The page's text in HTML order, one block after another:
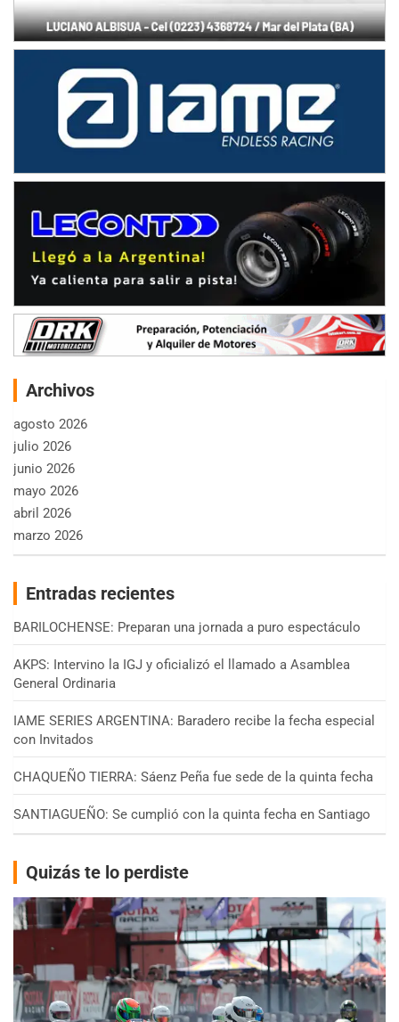
Archivos
agosto 2026
julio 2026
junio 2026
mayo 2026
abril 2026
marzo 2026
Entradas recientes
BARILOCHENSE: Preparan una jornada a puro espectáculo
AKPS: Intervino la IGJ y oficializó el llamado a Asamblea
General Ordinaria
IAME SERIES ARGENTINA: Baradero recibe la fecha especial
con Invitados
CHAQUEÑO TIERRA: Sáenz Peña fue sede de la quinta fecha
SANTIAGUEÑO: Se cumplió con la quinta fecha en Santiago
Quizás te lo perdiste